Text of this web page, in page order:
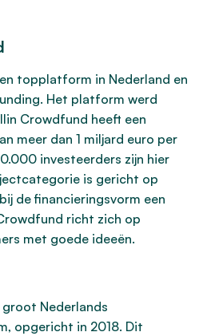
topplatform in Nederland en
Het platform werd
Crowdfund heeft een
meer dan 1 miljard euro per
investeerders zijn hier
is gericht op
de financieringsvorm een
richt zich op
met goede ideeën.
Nederlands
opgericht in 2018. Dit